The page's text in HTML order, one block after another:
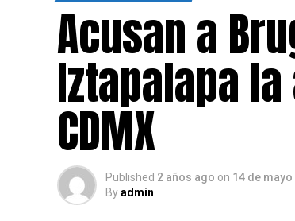
Acusan a
Iztapalapa
CDMX
Published 2 años ago on 14 de
Byadmin